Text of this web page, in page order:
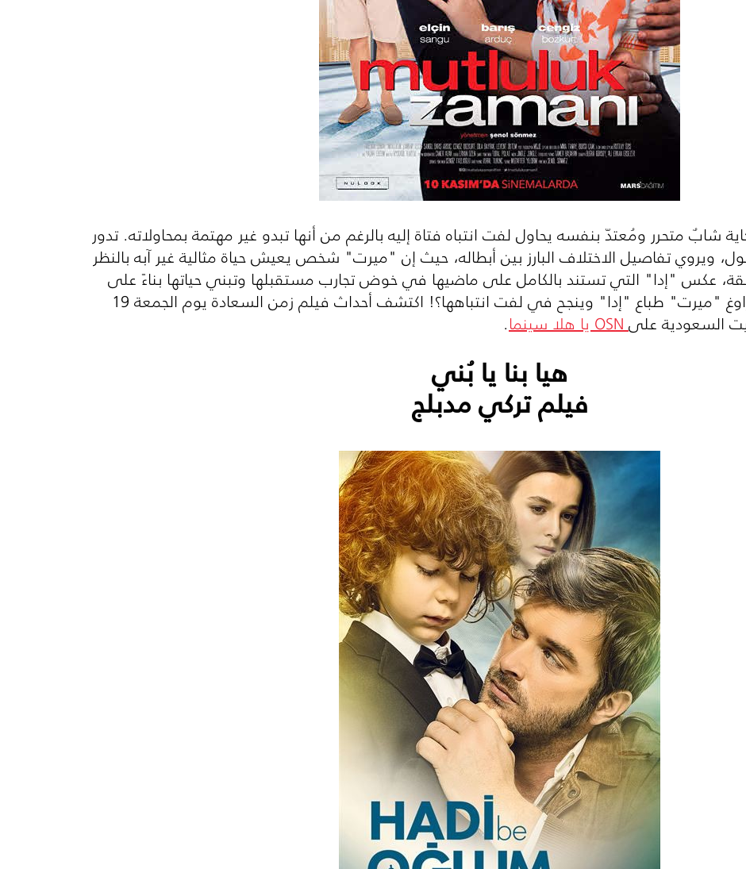
شابٌ متحرر ومُعتدّ بنفسه يحاول لفت انتباه فتاة إليه بالرغم من أنها تبدو غير مهتمة بمحاولاته. تدور
ويروي تفاصيل الاختلاف البارز بين أبطاله، حيث إن "ميرت" شخص يعيش حياة مثالية غير آبه بالنظر
عكس "إدا" التي تستند بالكامل على ماضيها في خوض تجارب مستقبلها وتبني حياتها بناءً على
خبراتها السابقة! كيف سيراوغ "ميرت" طباع "إدا" وينجح في لفت انتباهها؟! اكتشف أحداث فيلم زمن السعادة يوم الجمعة 19
OSNيا هلا سينما.
هيا بنا يا بُني
فيلم تركي مدبلج